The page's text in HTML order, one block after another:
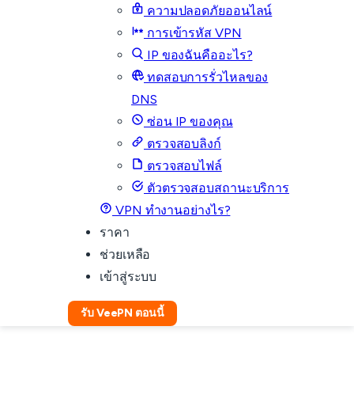
ความปลอดภัยออนไลน์
การเข้ารหัส VPN
IP ของฉันคืออะไร?
ทดสอบการรั่วไหลของ
DNS
ซ่อน IP ของคุณ
ตรวจสอบลิงก์
ตรวจสอบไฟล์
ตัวตรวจสอบสถานะบริการ
VPN ทำงานอย่างไร?
ราคา
ช่วยเหลือ
เข้าสู่ระบบ
รับ VeePN ตอนนี้